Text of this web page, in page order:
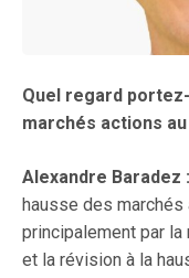
Quel regard
marchés actions
Alexandre Baradez :
hausse des
principalement par la
et la révision à la